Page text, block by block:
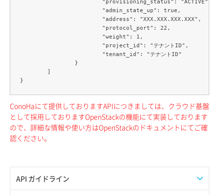
API ガイドライン
ConoHaにて提供しておりますAPIにつきましては、クラウド基盤
として採用しておりますOpenStackの機能にて実装しております
ので、詳細な情報や使い方はOpenStackのドキュメントにてご確
認ください。